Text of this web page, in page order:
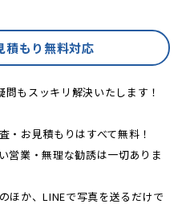
積もり無料対応
もスッキリ解決いたします！
・お見積もりはすべて無料！
営業・無理な勧誘は一切ありま
ほか、LINEで写真を送るだけで